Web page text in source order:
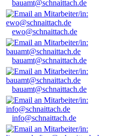
bauamt@schnaittach.de
ewo@schnaittach.de
bauamt@schnaittach.de
bauamt@schnaittach.de
info@schnaittach.de